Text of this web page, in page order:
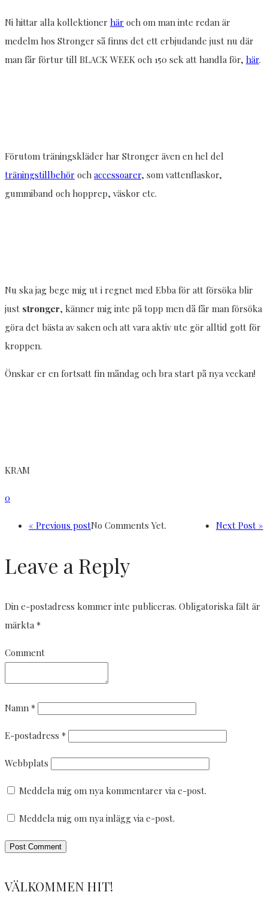
Ni hittar alla kollektioner här och om man inte redan är
medelm hos Stronger så finns det ett erbjudande just nu där
man får förtur till BLACK WEEK och 150 sek att handla för, här.
Förutom träningskläder har Stronger även en hel del
träningstillbehör och accessoarer, som vattenflaskor,
gummiband och hopprep, väskor etc.
Nu ska jag bege mig ut i regnet med Ebba för att försöka blir
just stronger, känner mig inte på topp men då får man försöka
göra det bästa av saken och att vara aktiv ute gör alltid gott för
kroppen.
Önskar er en fortsatt fin måndag och bra start på nya veckan!
KRAM
0
« Previous post Next Post »
No Comments Yet.
Leave a Reply
Din e-postadress kommer inte publiceras. Obligatoriska fält är
märkta*
Comment
Namn *
E-postadress *
Webbplats
Meddela mig om nya kommentarer via e-post.
Meddela mig om nya inlägg via e-post.
VÄLKOMMEN HIT!